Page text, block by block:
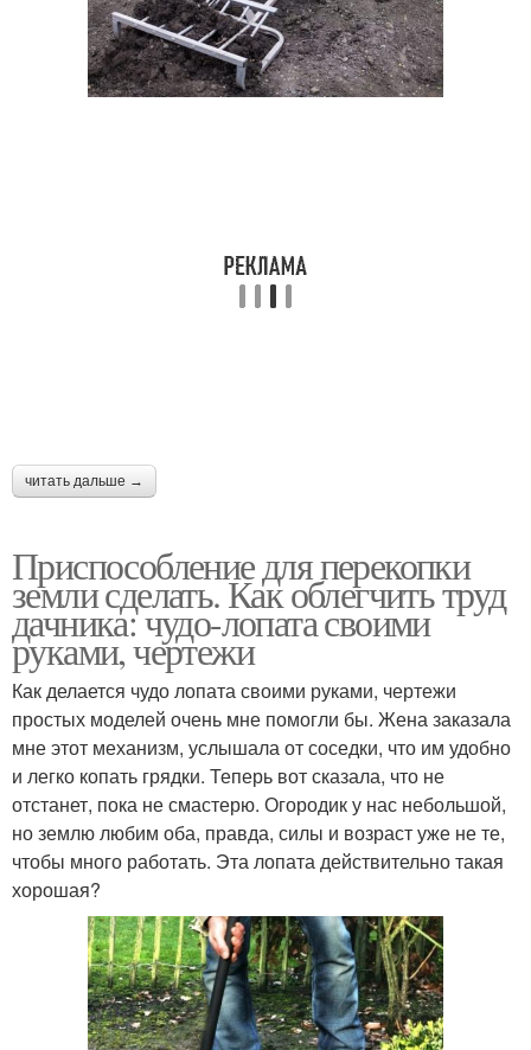
читать дальше →
Приспособление для перекопки
земли сделать. Как облегчить труд
дачника: чудо-лопата своими
руками, чертежи
Как делается чудо лопата своими руками, чертежи
простых моделей очень мне помогли бы. Жена заказала
мне этот механизм, услышала от соседки, что им удобно
и легко копать грядки. Теперь вот сказала, что не
отстанет, пока не смастерю. Огородик у нас небольшой,
но землю любим оба, правда, силы и возраст уже не те,
чтобы много работать. Эта лопата действительно такая
хорошая?